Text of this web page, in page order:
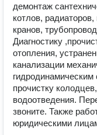
демонтаж
котлов,
кранов,
Диагностику
отопления,
канализации
гидродинамическим
прочистку
водоотведения.
звоните. Также
юридическими